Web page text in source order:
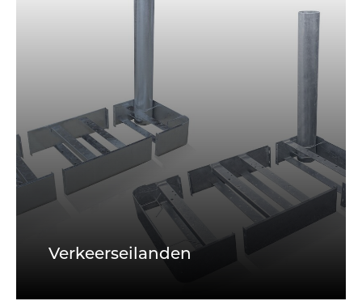
Verkeerseilanden